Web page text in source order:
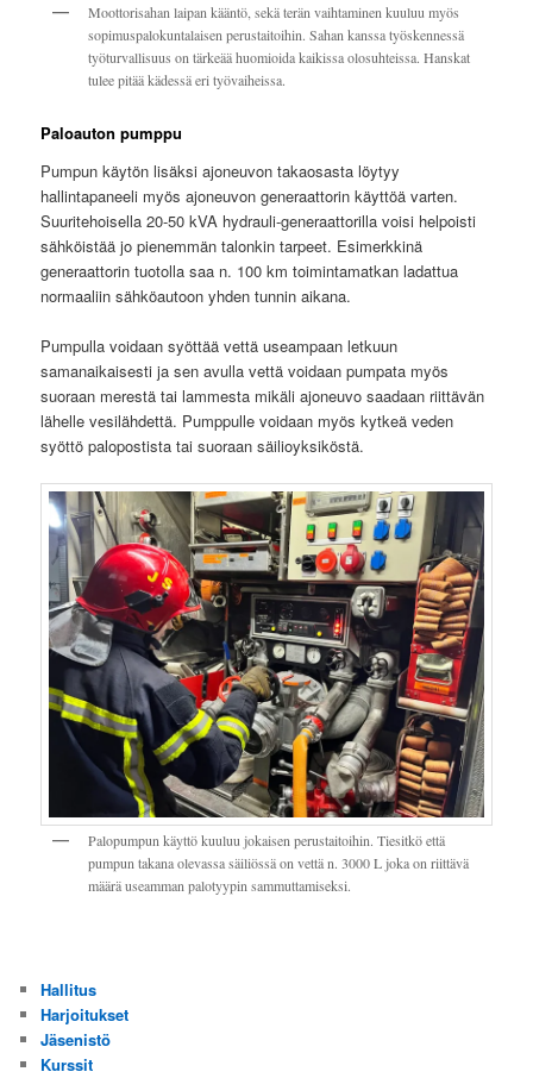
Moottorisahan laipan kääntö, sekä terän vaihtaminen kuuluu myös
sopimuspalokuntalaisen perustaitoihin. Sahan kanssa työskennessä
työturvallisuus on tärkeää huomioida kaikissa olosuhteissa. Hanskat
tulee pitää kädessä eri työvaiheissa.
Paloauton pumppu
Pumpun käytön lisäksi ajoneuvon takaosasta löytyy
hallintapaneeli myös ajoneuvon generaattorin käyttöä varten.
Suuritehoisella 20-50 kVA hydrauli-generaattorilla voisi helpoisti
sähköistää jo pienemmän talonkin tarpeet. Esimerkkinä
generaattorin tuotolla saa n. 100 km toimintamatkan ladattua
normaaliin sähköautoon yhden tunnin aikana.
Pumpulla voidaan syöttää vettä useampaan letkuun
samanaikaisesti ja sen avulla vettä voidaan pumpata myös
suoraan merestä tai lammesta mikäli ajoneuvo saadaan riittävän
lähelle vesilähdettä. Pumppulle voidaan myös kytkeä veden
syöttö palopostista tai suoraan säilioyksiköstä.
Palopumpun käyttö kuuluu jokaisen perustaitoihin. Tiesitkö että
pumpun takana olevassa säiliössä on vettä n. 3000 L joka on riittävä
määrä useamman palotyypin sammuttamiseksi.
Hallitus
Harjoitukset
Jäsenistö
Kurssit